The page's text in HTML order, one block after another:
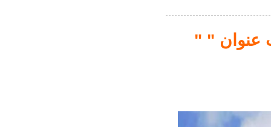
" منتدى اقتصادي مشترك تونسي جزائري تحت عنوان "